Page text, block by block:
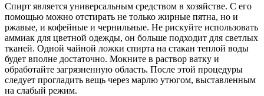
Спирт является универсальным средством в хозяйстве. С его
помощью можно отстирать не только жирные пятна, но и
ржавые, и кофейные и чернильные. Не рискуйте использовать
аммиак для цветной одежды, он больше подходит для светлых
тканей. Одной чайной ложки спирта на стакан теплой воды
будет вполне достаточно. Мокните в раствор ватку и
обработайте загрязненную область. После этой процедуры
следует прогладить вещь через марлю утюгом, выставленным
на слабый режим.